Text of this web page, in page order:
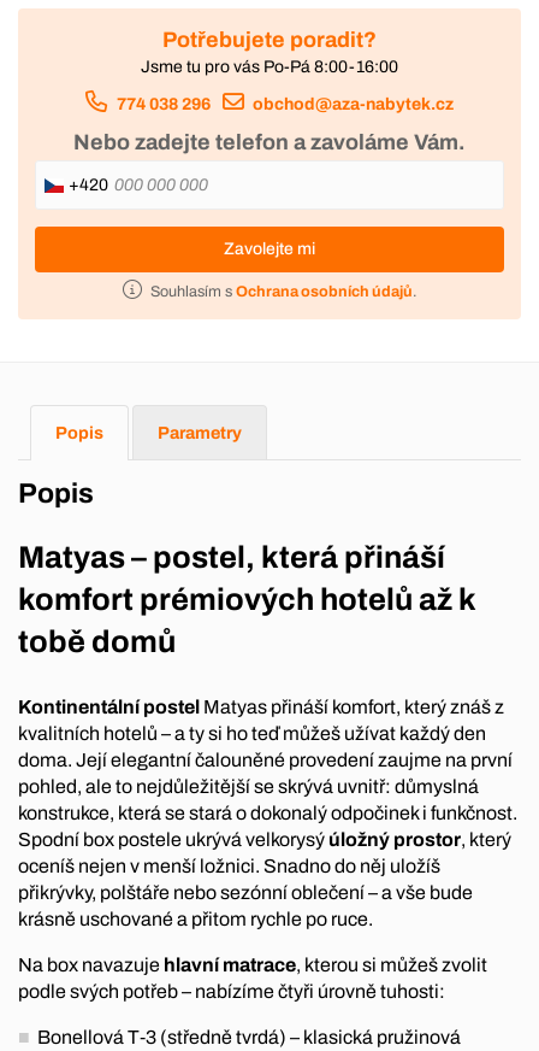
Potřebujete poradit?
Jsme tu pro vás Po-Pá 8:00-16:00
774 038 296 obchod@aza-nabytek.cz
Nebo zadejte telefon a zavoláme Vám.
+420
Zavolejte mi
Souhlasím s Ochrana osobních údajů.
Popis Parametry
Popis
Matyas – postel, která přináší
komfort prémiových hotelů až k
tobě domů
Kontinentální postel Matyas přináší komfort, který znáš z
kvalitních hotelů – a ty si ho teď můžeš užívat každý den
doma. Její elegantní čalouněné provedení zaujme na první
pohled, ale to nejdůležitější se skrývá uvnitř: důmyslná
konstrukce, která se stará o dokonalý odpočinek i funkčnost.
Spodní box postele ukrývá velkorysý úložný prostor, který
oceníš nejen v menší ložnici. Snadno do něj uložíš
přikrývky, polštáře nebo sezónní oblečení – a vše bude
krásně uschované a přitom rychle po ruce.
Na box navazuje hlavní matrace, kterou si můžeš zvolit
podle svých potřeb – nabízíme čtyři úrovně tuhosti:
Bonellová T‑3 (středně tvrdá) – klasická pružinová